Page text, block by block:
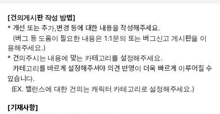
[건의게시판 작성 방법]
* 개선 또는 추가,변경 등에 대한 내용을 작성해주세요.
(버그 등 도움이 필요한 내용은 1:1문의 또는 버그신고 게시판을 이
용해주세요.)
* 건의주시는 내용에 맞는 카테고리를 설정해주세요.
카테고리를 바르게 설정해주셔야 의견 반영이 더욱 빠르게 이루어질 수
있습니다.
(EX. 밸런스에 대한 건의는 캐릭터 카테고리로 설정해주세요.)
[기재사항]